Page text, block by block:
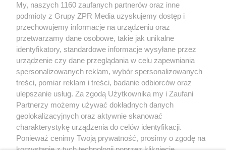
Żaden utwór zamieszczony w serwisie nie może być powielany i
rozpowszechniany lub dalej rozpowszechniany w jakikolwiek sposób (w
tym także elektroniczny lub mechaniczny) na jakimkolwiek polu
eksploatacji w jakiejkolwiek formie, włącznie z umieszczaniem w Internecie
bez pisemnej zgody właściciela praw. Jakiekolwiek użycie lub
wykorzystanie utworów w całości lub w części z naruszeniem prawa, tzn.
bez właściwej zgody, jest zabronione pod groźbą kary i może być ścigane
prawnie.
O nas
My, naszych 1160 zaufanych partnerów oraz inne
podmioty z Grupy ZPR Media uzyskujemy dostęp i
przechowujemy informacje na urządzeniu oraz
przetwarzamy dane osobowe, takie jak unikalne
identyfikatory, standardowe informacje wysyłane przez
urządzenie czy dane przeglądania w celu zapewniania
spersonalizowanych reklam, wybór spersonalizowanych
treści, pomiar reklam i treści, badanie odbiorców oraz
ulepszanie usług. Za zgodą Użytkownika my i Zaufani
Partnerzy możemy używać dokładnych danych
geolokalizacyjnych oraz aktywnie skanować
charakterystykę urządzenia do celów identyfikacji.
Ponieważ cenimy Twoją prywatność, prosimy o zgodę na
korzystanie z tych technologii poprzez kliknięcie